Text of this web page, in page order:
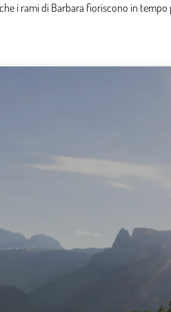
i rami di Barbara fioriscono in